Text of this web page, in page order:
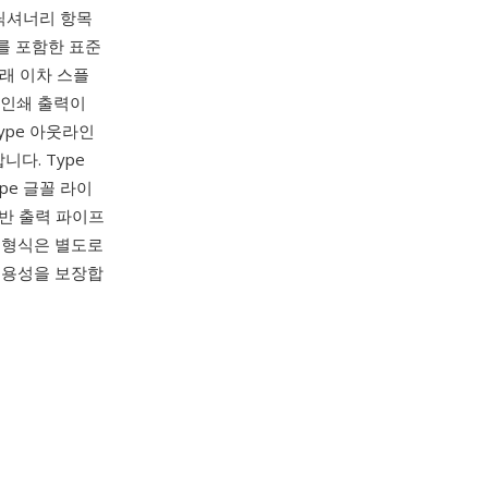
너리 항목
포함한 표준
이차 스플
쇄 출력이
아웃라인
다. Type
글꼴 라이
출력 파이프
식은 별도로
성을 보장합